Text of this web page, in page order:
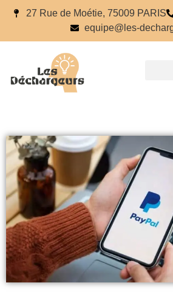
27 Rue de Moétie, 75009 PARIS
equipe@les-